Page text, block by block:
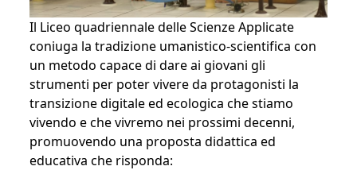
Il Liceo quadriennale delle Scienze Applicate
coniuga la tradizione umanistico-scientifica con
un metodo capace di dare ai giovani gli
strumenti per poter vivere da protagonisti la
transizione digitale ed ecologica che stiamo
vivendo e che vivremo nei prossimi decenni,
promuovendo una proposta didattica ed
educativa che risponda: